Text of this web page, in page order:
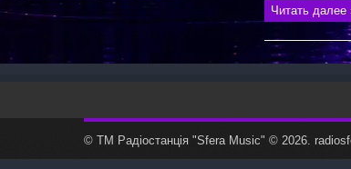
Читать далее
© ТМ Радiостанцiя "Sfera Music" © 2026.